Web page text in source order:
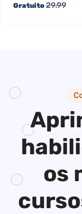
Gratuito29.99
os